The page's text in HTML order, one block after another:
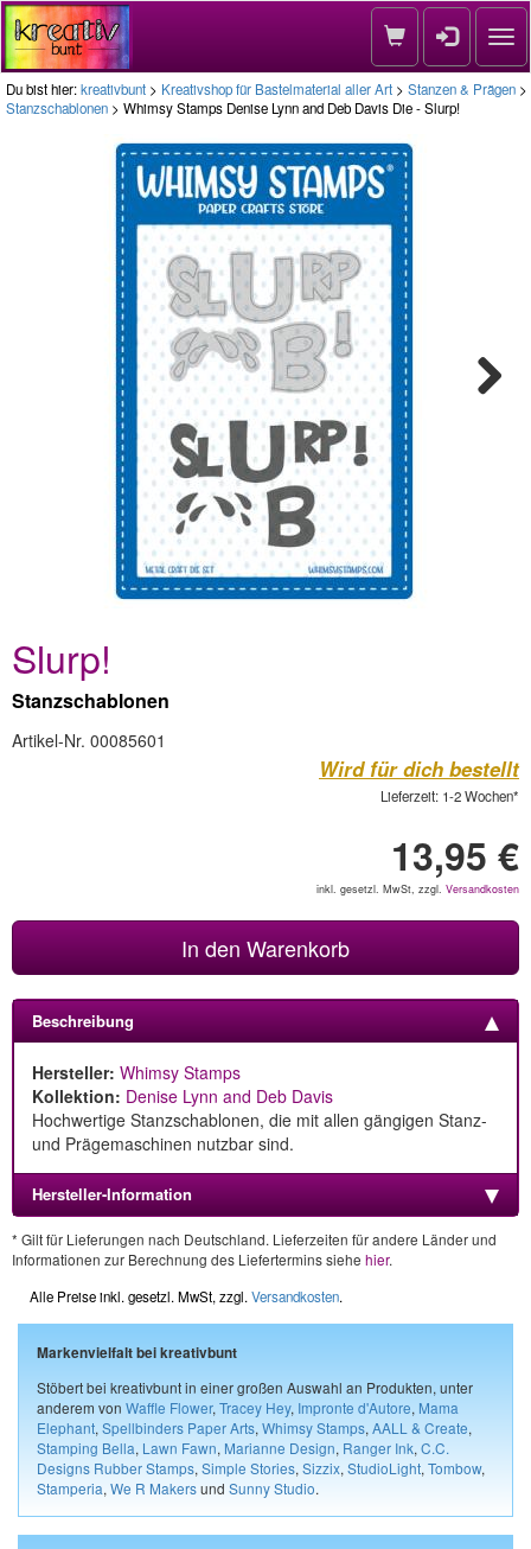
Du bist hier:kreativbunt > Kreativshop für Bastelmaterial aller Art > Stanzen & Prägen >
Stanzschablonen > Whimsy Stamps Denise Lynn and Deb Davis Die - Slurp!
Slurp!
Stanzschablonen
Artikel-Nr. 00085601
Wird für dich bestellt
Lieferzeit: 1-2 Wochen*
13,95 €
inkl. gesetzl. MwSt, zzgl. Versandkosten
In den Warenkorb
Beschreibung
Hersteller: Whimsy Stamps
Kollektion: Denise Lynn and Deb Davis
Hochwertige Stanzschablonen, die mit allen gängigen Stanz-
und Prägemaschinen nutzbar sind.
Hersteller-Information
* Gilt für Lieferungen nach Deutschland. Lieferzeiten für andere Länder und
Informationen zur Berechnung des Liefertermins siehe hier.
Alle Preise inkl. gesetzl. MwSt, zzgl. Versandkosten.
Markenvielfalt bei kreativbunt
Stöbert bei kreativbunt in einer großen Auswahl an Produkten, unter
anderem von Waffle Flower, Tracey Hey, Impronte d'Autore, Mama
Elephant, Spellbinders Paper Arts, Whimsy Stamps, AALL & Create,
Stamping Bella, Lawn Fawn, Marianne Design, Ranger Ink, C.C.
Designs Rubber Stamps, Simple Stories, Sizzix, StudioLight, Tombow,
Stamperia, We R Makersund Sunny Studio.